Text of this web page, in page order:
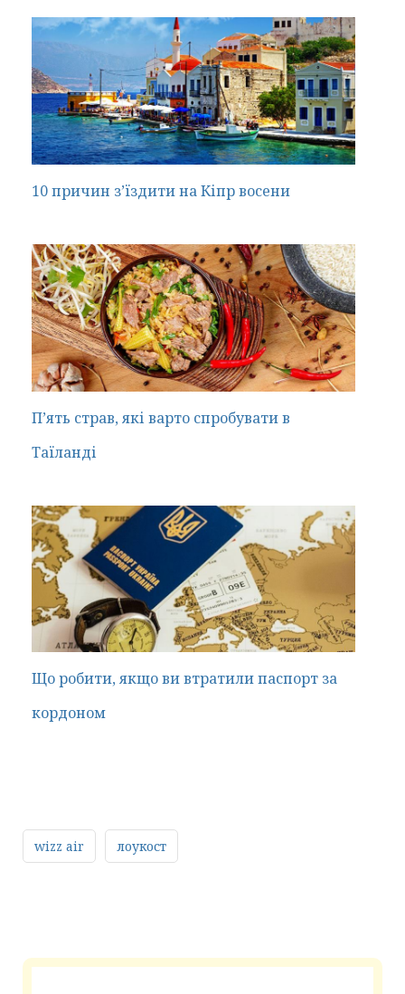
10 причин з’їздити на Кіпр восени
П’ять страв, які варто спробувати в
Таїланді
Що робити, якщо ви втратили паспорт за
кордоном
wizz air лоукост